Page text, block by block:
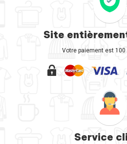
Site
Votre paiement est 100
Service